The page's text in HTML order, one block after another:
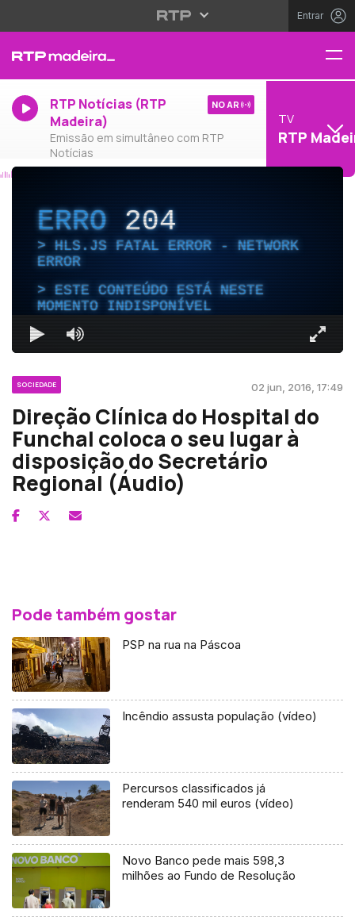
Entrar
RTP Notícias (RTP
Madeira)
Emissão em simultâneo com RTP
Notícias
NO AR
TV
RTP
ERRO204
HLS.JS FATAL ERROR - NETWORK
ERROR
ESTE CONTEÚDO ESTÁ NESTE
MOMENTO INDISPONÍVEL
SOCIEDADE 02 jun, 2016, 17:49
Direção Clínica do Hospital do
Funchal coloca o seu lugar à
disposição do Secretário
Regional (Áudio)
Pode também gostar
PSP na rua na Páscoa
Incêndio assusta população (vídeo)
Percursos classificados já
renderam 540 mil euros (vídeo)
Novo Banco pede mais 598,3
milhões ao Fundo de Resolução